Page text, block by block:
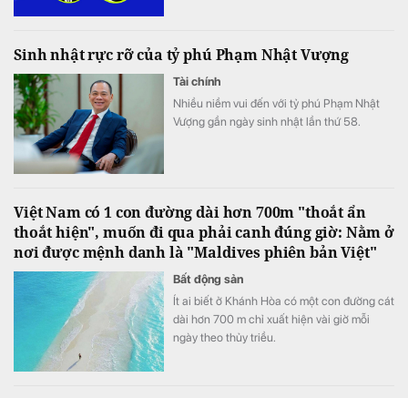
Sinh nhật rực rỡ của tỷ phú Phạm Nhật Vượng
Tài chính
Nhiều niềm vui đến với tỷ phú Phạm Nhật
Vượng gần ngày sinh nhật lần thứ 58.
Việt Nam có 1 con đường dài hơn 700m "thoắt ẩn
thoắt hiện", muốn đi qua phải canh đúng giờ: Nằm ở
nơi được mệnh danh là "Maldives phiên bản Việt"
Bất động sản
Ít ai biết ở Khánh Hòa có một con đường cát
dài hơn 700 m chỉ xuất hiện vài giờ mỗi
ngày theo thủy triều.